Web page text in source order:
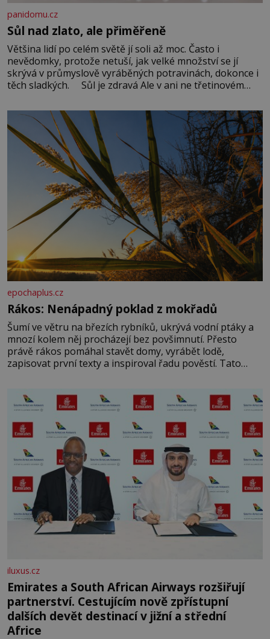
panidomu.cz
Sůl nad zlato, ale přiměřeně
Většina lidí po celém světě jí soli až moc. Často i
nevědomky, protože netuší, jak velké množství se jí
skrývá v průmyslově vyráběných potravinách, dokonce i
těch sladkých. Sůl je zdravá Ale v ani ne třetinovém
základní složky– sodík a chlór – jsou zásadní pro
správné hospodaření
epochaplus.cz
Rákos: Nenápadný poklad z mokřadů
Šumí ve větru na březích rybníků, ukrývá vodní ptáky a
mnozí kolem něj procházejí bez povšimnutí. Přesto
právě rákos pomáhal stavět domy, vyrábět lodě,
zapisovat první texty a inspiroval řadu pověstí. Tato
letního koupání. Stačí se však podívat
iluxus.cz
Emirates a South African Airways rozšiřují
partnerství. Cestujícím nově zpřístupní
dalších devět destinací v jižní a střední
Africe